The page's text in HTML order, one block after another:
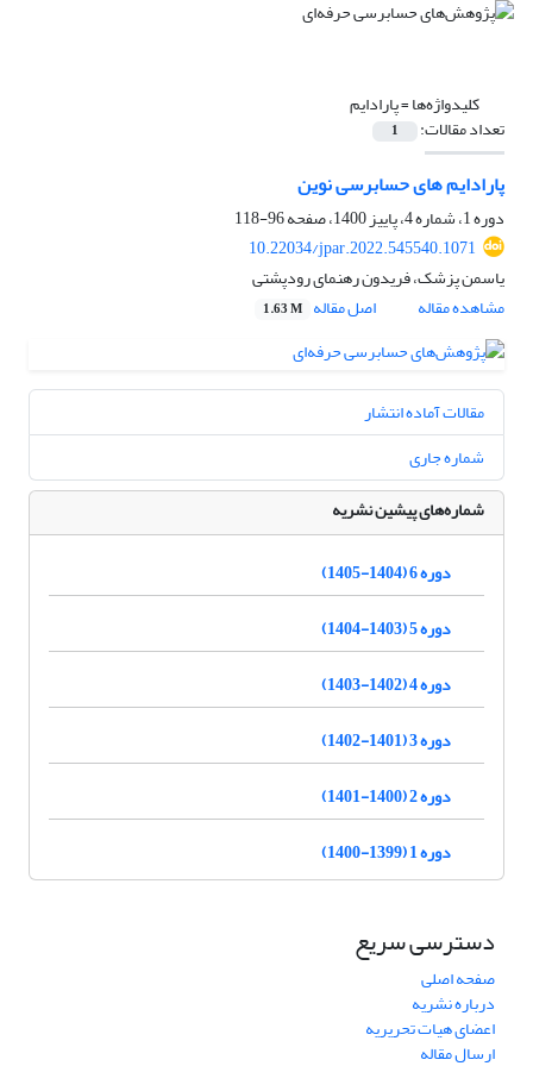
کلیدواژه‌ها =پارادایم
تعداد مقالات: 1
پارادایم های حسابرسی نوین
دوره 1، شماره 4، پاییز 1400، صفحه
96-118
10.22034/jpar.2022.545540.1071
یاسمن پزشک، فریدون رهنمای رودپشتی
مشاهده مقاله
اصل مقاله 1.63 M
مقالات آماده انتشار
شماره جاری
شماره‌های پیشین نشریه
دوره 6 (1404-1405)
دوره 5 (1403-1404)
دوره 4 (1402-1403)
دوره 3 (1401-1402)
دوره 2 (1400-1401)
دوره 1 (1399-1400)
دسترسی سریع
صفحه اصلی
درباره نشریه
اعضای هیات تحریریه
ارسال مقاله